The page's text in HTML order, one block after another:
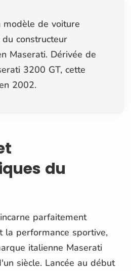
modèle de voiture
constructeur
Maserati. Dérivée de
3200 GT, cette
2002.
du
incarne parfaitement
la performance sportive,
italienne Maserati
siècle. Lancée au début